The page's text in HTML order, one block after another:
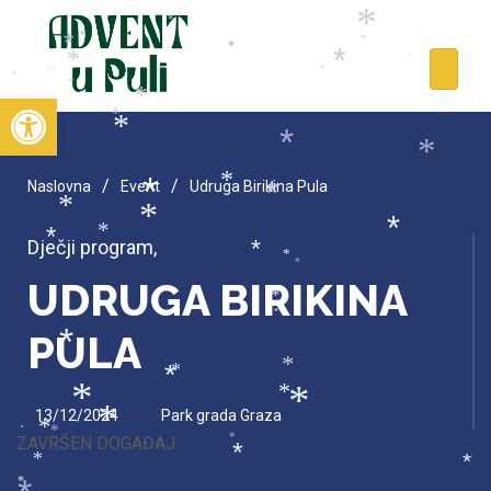
Open toolbar
Naslovna / Event / Udruga Birikina Pula
Dječji program,
UDRUGA BIRIKINA
PULA
13/12/2024 Park grada Graza
ZAVRŠEN DOGAĐAJ
*
* * *
*
*
*
*
*
*
*
*
*
*
*
*
*
*
*
*
*
*
*
*
*
*
*
*
*
*
*
*
*
*
*
*